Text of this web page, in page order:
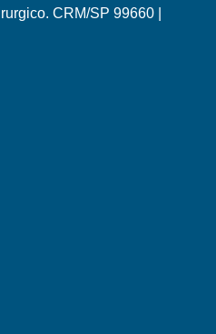
CRM/SP 99660 |